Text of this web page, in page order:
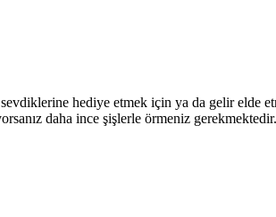
hediye etmek için ya da gelir elde
daha ince şişlerle örmeniz